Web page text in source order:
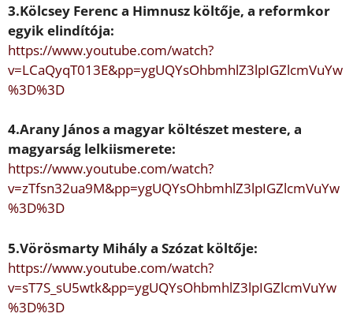
3.Kölcsey Ferenc a Himnusz költője, a reformkor
egyik elindítója:
https://www.youtube.com/watch?
v=LCaQyqT013E&pp=ygUQYsOhbmhlZ3lpIGZlcmVuYw
%3D%3D
4.Arany Jánosa magyar költészet mestere, a
magyarság lelkiismerete:
https://www.youtube.com/watch?
v=zTfsn32ua9M&pp=ygUQYsOhbmhlZ3lpIGZlcmVuYw
%3D%3D
5.Vörösmarty Mihálya Szózat költője:
https://www.youtube.com/watch?
v=sT7S_sU5wtk&pp=ygUQYsOhbmhlZ3lpIGZlcmVuYw
%3D%3D